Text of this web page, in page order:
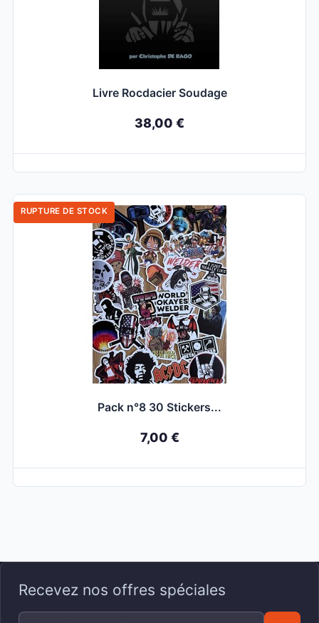
Livre Rocdacier Soudage
38,00 €
Pack n°8 30 Stickers...
7,00 €
RUPTURE DE STOCK
Recevez nos offres spéciales